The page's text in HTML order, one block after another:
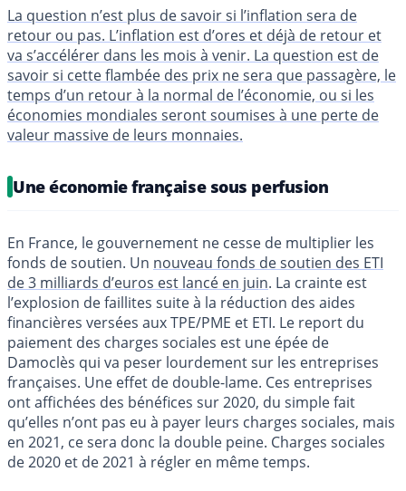
La question n’est plus de savoir si l’inflation sera de
retour ou pas. L’inflation est d’ores et déjà de retour et
va s’accélérer dans les mois à venir. La question est de
savoir si cette flambée des prix ne sera que passagère, le
temps d’un retour à la normal de l’économie, ou si les
économies mondiales seront soumises à une perte de
valeur massive de leurs monnaies.
Une économie française sous perfusion
En France, le gouvernement ne cesse de multiplier les
fonds de soutien. Un nouveau fonds de soutien des ETI
de 3 milliards d’euros est lancé en juin. La crainte est
l’explosion de faillites suite à la réduction des aides
financières versées aux TPE/PME et ETI. Le report du
paiement des charges sociales est une épée de
Damoclès qui va peser lourdement sur les entreprises
françaises. Une effet de double-lame. Ces entreprises
ont affichées des bénéfices sur 2020, du simple fait
qu’elles n’ont pas eu à payer leurs charges sociales, mais
en 2021, ce sera donc la double peine. Charges sociales
de 2020 et de 2021 à régler en même temps.